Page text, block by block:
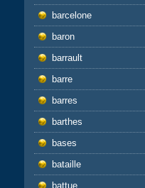
barcelone
baron
barrault
barre
barres
barthes
bases
bataille
battue